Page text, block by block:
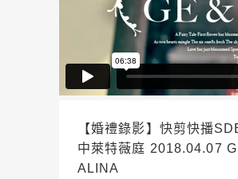
【婚禮錄影】快剪快播
中萊特薇庭 2018.04.07
ALINA